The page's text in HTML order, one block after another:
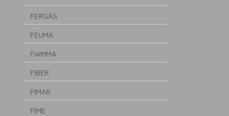
FERGAS
FEUMA
FIAMMA
FIBER
FIMAR
FIME